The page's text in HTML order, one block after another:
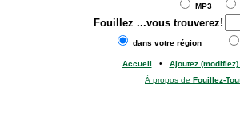
MP3
Fouillez ...vous trouverez!
dans votre région
Accueil • Ajoutez
À propos de Fouillez-